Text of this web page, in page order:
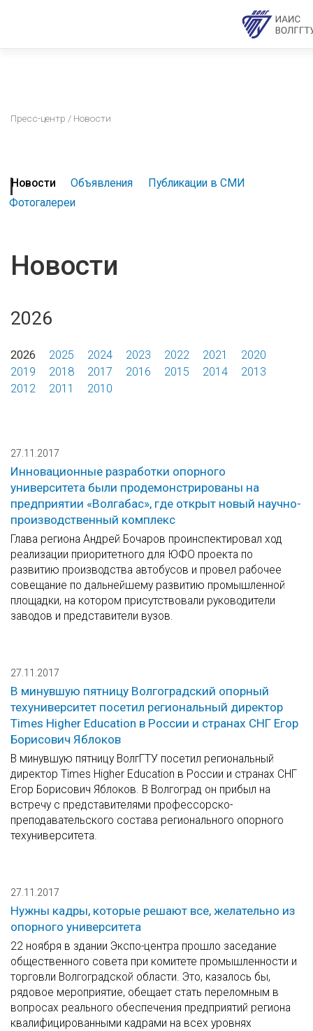
Пресс-центр / Новости
Новости Объявления
Публикации в СМИ
Фотогалереи
Новости
2026
2026 2025 2024 2023 2022 2021
2020
2019
2018 2017 2016 2015 2014
2013
2012
2011 2010
27.11.2017
Инновационные разработки опорного
университета были продемонстрированы на
предприятии «Волгабас», где открыт новый научно-
производственный комплекс
Глава региона Андрей Бочаров проинспектировал ход
реализации приоритетного для ЮФО проекта по
развитию производства автобусов и провел рабочее
совещание по дальнейшему развитию промышленной
площадки, на котором присутствовали руководители
заводов и представители вузов.
27.11.2017
В минувшую пятницу Волгоградский опорный
техуниверситет посетил региональный директор
Times Higher Education в России и странах СНГ Егор
Борисович Яблоков
В минувшую пятницу ВолгГТУ посетил региональный
директор Times Higher Education в России и странах СНГ
Егор Борисович Яблоков. В Волгоград он прибыл на
встречу с представителями профессорско-
преподавательского состава регионального опорного
техуниверситета.
27.11.2017
Нужны кадры, которые решают все, желательно из
опорного университета
22 ноября в здании Экспо-центра прошло заседание
общественного совета при комитете промышленности и
торговли Волгоградской области. Это, казалось бы,
рядовое мероприятие, обещает стать переломным в
вопросах реального обеспечения предприятий региона
квалифицированными кадрами на всех уровнях